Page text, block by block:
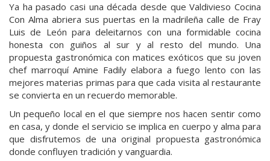
Ya ha pasado casi una década desde que Valdivieso Cocina
Con Alma abriera sus puertas en la madrileña calle de Fray
Luis de León para deleitarnos con una formidable cocina
honesta con guiños al sur y al resto del mundo. Una
propuesta gastronómica con matices exóticos que su joven
chef marroquí Amine Fadily elabora a fuego lento con las
mejores materias primas para que cada visita al restaurante
se convierta en un recuerdo memorable.
Un pequeño local en el que siempre nos hacen sentir como
en casa, y donde el servicio se implica en cuerpo y alma para
que disfrutemos de una original propuesta gastronómica
donde confluyen tradición y vanguardia.